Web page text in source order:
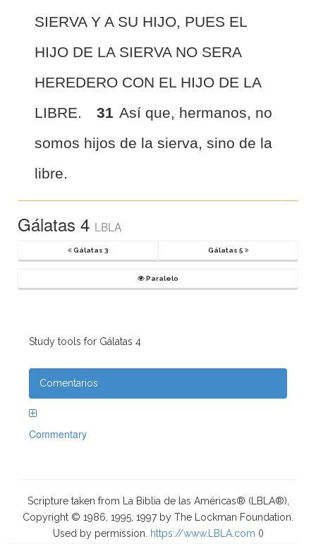
SIERVA Y A SU HIJO, PUES EL
HIJO DE LA SIERVA NO SERA
HEREDERO CON EL HIJO DE LA
LIBRE.
31 Así que, hermanos, no
somos hijos de la sierva, sino de la
libre.
Gálatas 4 LBLA
Gálatas 3 Gálatas 5
Paralelo
Study tools for Gálatas 4
Comentarios
Commentary
Scripture taken from La Biblia de las Américas® (LBLA®),
Copyright © 1986, 1995, 1997 by The Lockman Foundation.
Used by permission.
https://www.LBLA.com ()